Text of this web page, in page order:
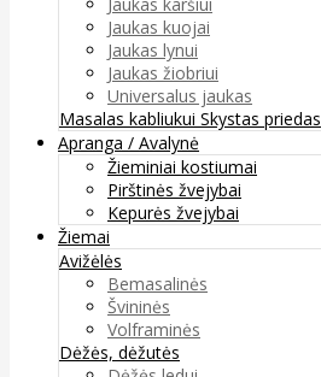
Jaukas kuojai
Jaukas lynui
Jaukas žiobriui
Universalus jaukas
Masalas kabliukui Skystas priedas
Apranga / Avalynė
Žieminiai kostiumai
Pirštinės žvejybai
Kepurės žvejybai
Žiemai
Avižėlės
Bemasalinės
Švininės
Volframinės
Dėžės, dėžutės